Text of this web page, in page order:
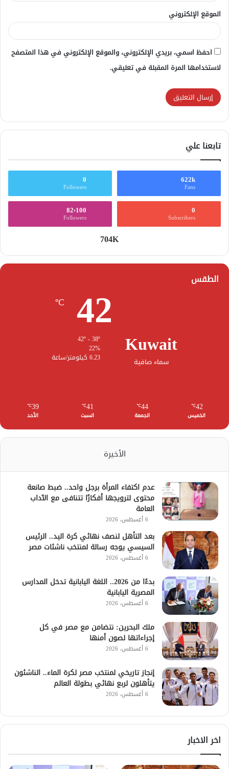
الموقع الإلكتروني
احفظ اسمي، بريدي الإلكتروني، والموقع الإلكتروني في هذا المتصفح
لاستخدامها المرة المقبلة في تعليقي.
تابعنا علي
622k
Fans
0
Followers
0
Subscribers
82٬100
Followers
704K
الطقس
Kuwait
سماء صافية
42
℃
22%
6.23 كيلومتر/ساعة
42
℃
الخميس
44
℃
الجمعة
41
℃
السبت
39
℃
الأحد
الأخيرة
عدم اكتفاء المرأة برجل واحد.. ضبط صانعة
محتوى لترويجها أفكارًا تتنافى مع الآداب
العامة
6 أغسطس، 2026
بعد التأهل لنصف نهائي كرة اليد.. الرئيس
السيسي يوجه رسالة لمنتخب ناشئات مصر
6 أغسطس، 2026
بدءًا من 2026.. اللغة اليابانية تدخل المدارس
المصرية اليابانية
6 أغسطس، 2026
ملك البحرين: نتضامن مع مصر في كل
إجراءاتها لصون أمنها
6 أغسطس، 2026
إنجاز تاريخي لمنتخب مصر لكرة الماء.. الناشئون
يتأهلون لربع نهائي بطولة العالم
6 أغسطس، 2026
اخر الاخبار